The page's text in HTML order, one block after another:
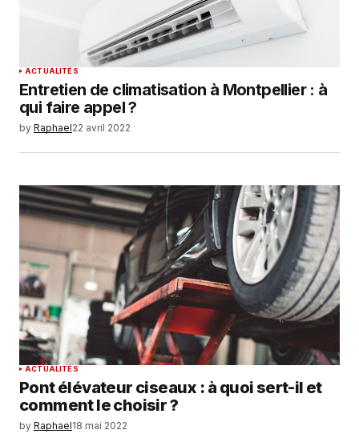
SUBMIT COMMENT
ACTUALITÉS
Entretien de climatisation à Montpellier : à
qui faire appel ?
by Raphael22 avril 2022
ACTUALITÉS
Pont élévateur ciseaux : à quoi sert-il et
comment le choisir ?
by Raphael18 mai 2022